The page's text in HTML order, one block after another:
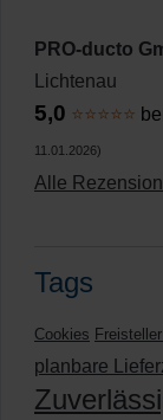
PRO-ducto
Lichtenau
5,0 ⭐⭐⭐⭐⭐
11.01.2026)
Alle
Tags
Cookies
planbare